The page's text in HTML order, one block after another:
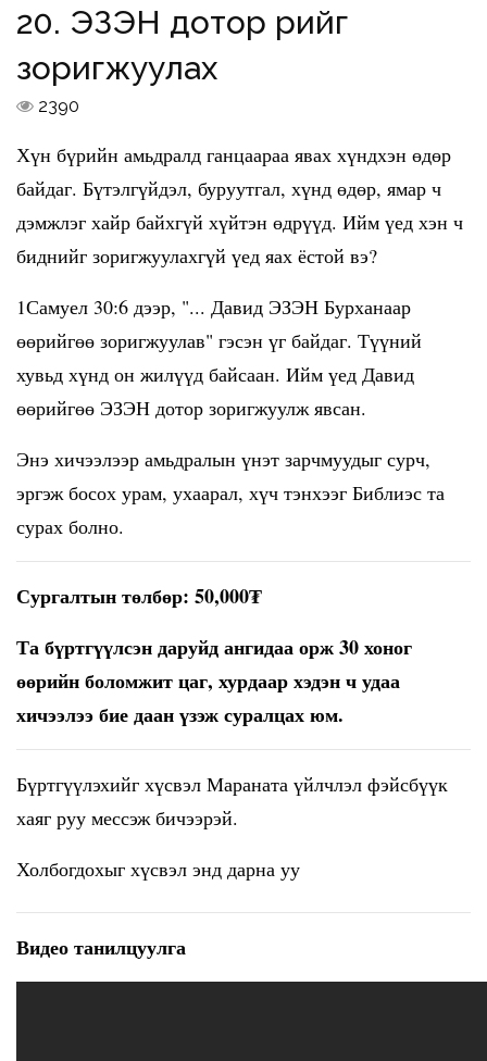
20. ЭЗЭН дотор өөрийгөө
зоригжуулах
2390
Хүн бүрийн амьдралд ганцаараа явах хүндхэн өдөр
байдаг. Бүтэлгүйдэл, буруутгал, хүнд өдөр, ямар ч
дэмжлэг хайр байхгүй хүйтэн өдрүүд. Ийм үед хэн ч
биднийг зоригжуулахгүй үед яах ёстой вэ?
1Самуел 30:6 дээр, "... Давид ЭЗЭН Бурханаар
өөрийгөө зоригжуулав" гэсэн үг байдаг. Түүний
хувьд хүнд он жилүүд байсаан. Ийм үед Давид
өөрийгөө ЭЗЭН дотор зоригжуулж явсан.
Энэ хичээлээр амьдралын үнэт зарчмуудыг сурч,
эргэж босох урам, ухаарал, хүч тэнхээг Библиэс та
сурах болно.
Сургалтын төлбөр: 50,000₮
Та бүртгүүлсэн даруйд ангидаа орж 30 хоног
өөрийн боломжит цаг, хурдаар хэдэн ч удаа
хичээлээ бие даан үзэж суралцах юм.
Бүртгүүлэхийг хүсвэл Мараната үйлчлэл фэйсбүүк
хаяг руу мессэж бичээрэй.
Холбогдохыг хүсвэл энд дарна уу
Видео танилцуулга